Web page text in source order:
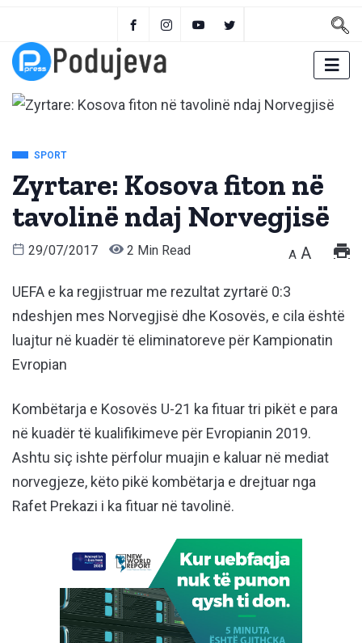
SPORT
Zyrtare: Kosova fiton në
tavolinë ndaj Norvegjisë
29/07/2017 2 Min Read A A
UEFA e ka regjistruar me rezultat zyrtarë 0:3
ndeshjen mes Norvegjisë dhe Kosovës, e cila është
luajtur në kuadër të eliminatoreve për Kampionatin
Evropian
Kombëtarja e Kosovës U-21 ka fituar tri pikët e para
në kuadër të kualifikimeve për Evropianin 2019.
Ashtu siç ishte përfolur muajin e kaluar në mediat
norvegjeze, këto pikë kombëtarja e drejtuar nga
Rafet Prekazi i ka fituar në tavolinë.